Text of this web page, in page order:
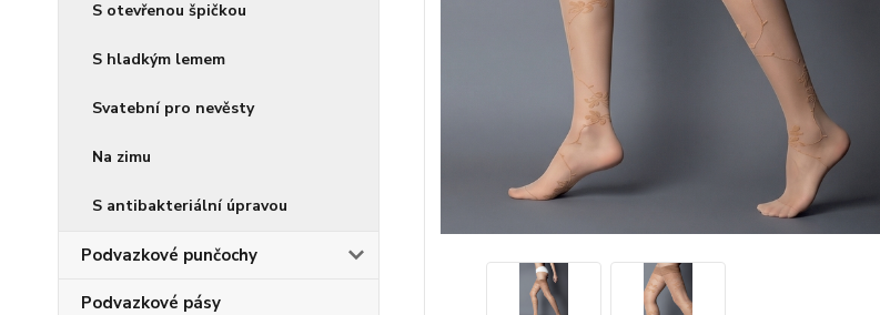
S otevřenou špičkou
S hladkým lemem
Svatební pro nevěsty
Na zimu
S antibakteriální úpravou
Podvazkové punčochy
Podvazkové pásy